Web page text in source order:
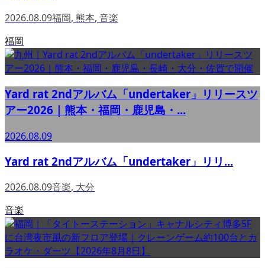
2026.08.09福岡, 熊本, 音楽
福岡
Yard rat 2ndアルバム「undertaker」リリースツ
アー2026｜熊本・福岡・鹿児島・...
2026.08.09
Yard rat 2ndアルバム「undertaker」リリ...
2026.08.09音楽, 大分
音楽